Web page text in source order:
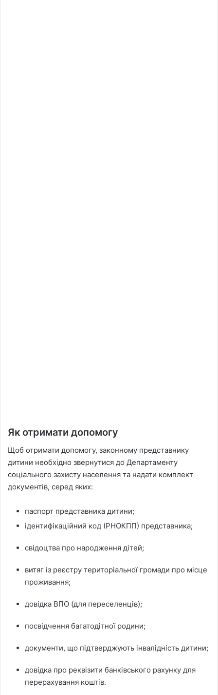
Як отримати допомогу
Щоб отримати допомогу, законному представнику
дитини необхідно звернутися до Департаменту
соціального захисту населення та надати комплект
документів, серед яких:
паспорт представника дитини;
ідентифікаційний код (РНОКПП) представника;
свідоцтва про народження дітей;
витяг із реєстру територіальної громади про місце
проживання;
довідка ВПО (для переселенців);
посвідчення багатодітної родини;
документи, що підтверджують інвалідність дитини;
довідка про реквізити банківського рахунку для
перерахування коштів.